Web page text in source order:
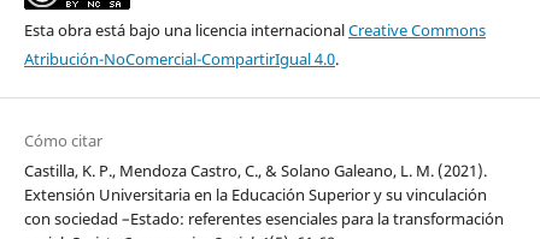
Esta obra está bajo una licencia internacionalCreative Commons
Atribución-NoComercial-CompartirIgual 4.0.
Cómo citar
Castilla, K. P., Mendoza Castro, C., & Solano Galeano, L. M. (2021).
Extensión Universitaria en la Educación Superior y su vinculación
con sociedad –Estado: referentes esenciales para la transformación